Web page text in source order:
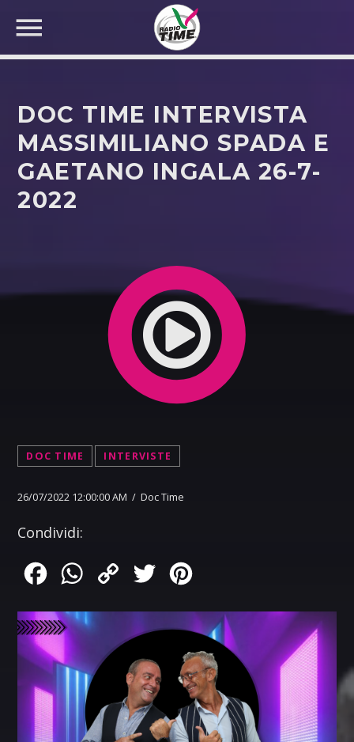
CERCA NEL SITO WEB:
DOC TIME INTERVISTA
MASSIMILIANO SPADA E
GAETANO INGALA 26-7-
2022
DOC TIME INTERVISTE
26/07/2022 12:00:00 AM / Doc Time
Condividi:
FacebookWhatsApp
Copy
Twitter